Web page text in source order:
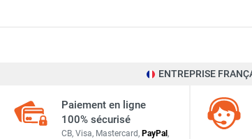
ENTREPRISE
Paiement en ligne
100% sécurisé
CB, Visa, Mastercard, PayPal ,